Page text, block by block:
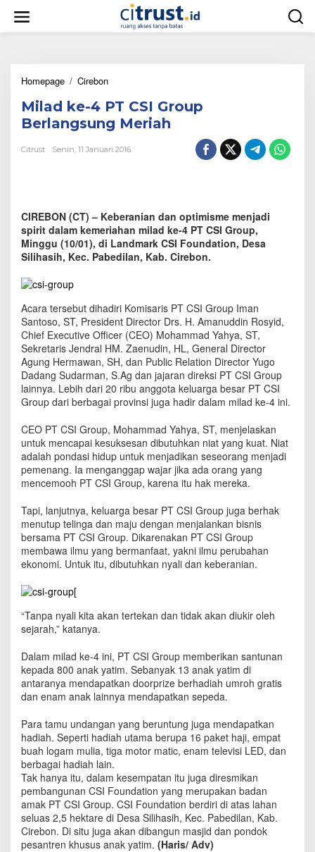
w
Homepage / Cirebon
l
a
d
k
e
C
S
G
p
B
e
r
l
a
n
g
s
n
g
M
e
r
a
h
Milad ke-4 PT CSI Group
Berlangsung Meriah
Citrust Senin, 11 Januari 2016
CIREBON (CT) – Keberanian dan optimisme menjadi
spirit dalam kemeriahan milad ke-4 PT CSI Group,
Minggu (10/01), di Landmark CSI Foundation, Desa
Silihasih, Kec. Pabedilan, Kab. Cirebon.
Acara tersebut dihadiri Komisaris PT CSI Group Iman
Santoso, ST, President Director Drs. H. Amanuddin Rosyid,
Chief Executive Officer (CEO) Mohammad Yahya, ST,
Sekretaris Jendral HM. Zaenudin, HL, General Director
Agung Hermawan, SH, dan Public Relation Director Yugo
Dadang Sudarman, S.Ag dan jajaran direksi PT CSI Group
lainnya. Lebih dari 20 ribu anggota keluarga besar PT CSI
Group dari berbagai provinsi juga hadir dalam milad ke-4 ini.
CEO PT CSI Group, Mohammad Yahya, ST, menjelaskan
untuk mencapai kesuksesan dibutuhkan niat yang kuat. Niat
adalah pondasi hidup untuk menjadikan seseorang menjadi
pemenang. Ia menganggap wajar jika ada orang yang
mencemooh PT CSI Group, karena itu hak mereka.
Tapi, lanjutnya, keluarga besar PT CSI Group juga berhak
menutup telinga dan maju dengan menjalankan bisnis
bersama PT CSI Group. Dikarenakan PT CSI Group
membawa ilmu yang bermanfaat, yakni ilmu perubahan
ekonomi. Untuk itu, dibutuhkan nyali dan keberanian.
“Tanpa nyali kita akan tertekan dan tidak akan diukir oleh
sejarah,” katanya.
Dalam milad ke-4 ini, PT CSI Group memberikan santunan
kepada 800 anak yatim. Sebanyak 13 anak yatim di
antaranya mendapatkan doorprize berhadiah umroh gratis
dan enam anak lainnya mendapatkan sepeda.
Para tamu undangan yang beruntung juga mendapatkan
hadiah. Seperti hadiah utama berupa 16 paket haji, empat
buah logam mulia, tiga motor matic, enam televisi LED, dan
berbagai hadiah lain.
Tak hanya itu, dalam kesempatan itu juga diresmikan
pembangunan CSI Foundation yang merupakan badan
amak PT CSI Group. CSI Foundation berdiri di atas lahan
seluas 2,5 hektare di Desa Silihasih, Kec. Pabedilan, Kab.
Cirebon. Di situ juga akan dibangun masjid dan pondok
pesantren khusus anak yatim. (Haris/ Adv)